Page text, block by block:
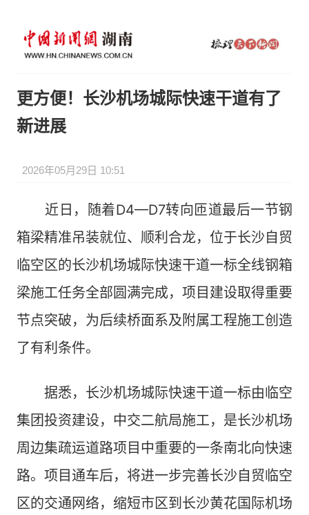
更方便！长沙机场城际快速干道有了
新进展
2026年05月29日 10:51
近日，随着D4—D7转向匝道最后一节钢
箱梁精准吊装就位、顺利合龙，位于长沙自贸
临空区的长沙机场城际快速干道一标全线钢箱
梁施工任务全部圆满完成，项目建设取得重要
节点突破，为后续桥面系及附属工程施工创造
了有利条件。
据悉，长沙机场城际快速干道一标由临空
集团投资建设，中交二航局施工，是长沙机场
周边集疏运道路项目中重要的一条南北向快速
路。项目通车后，将进一步完善长沙自贸临空
区的交通网络，缩短市区到长沙黄花国际机场